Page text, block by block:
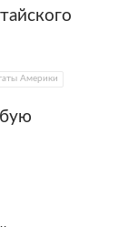
Америки